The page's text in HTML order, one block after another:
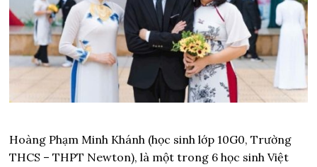
Hoàng Phạm Minh Khánh (học sinh lớp 10G0, Trường
THCS – THPT Newton), là một trong 6 học sinh Việt